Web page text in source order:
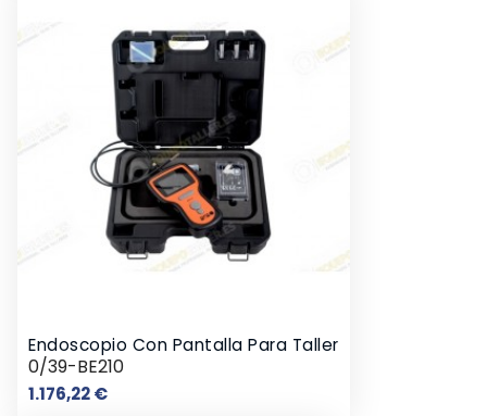
Endoscopio Con Pantalla Para Taller
0/39-BE210
1.176,22 €Precio